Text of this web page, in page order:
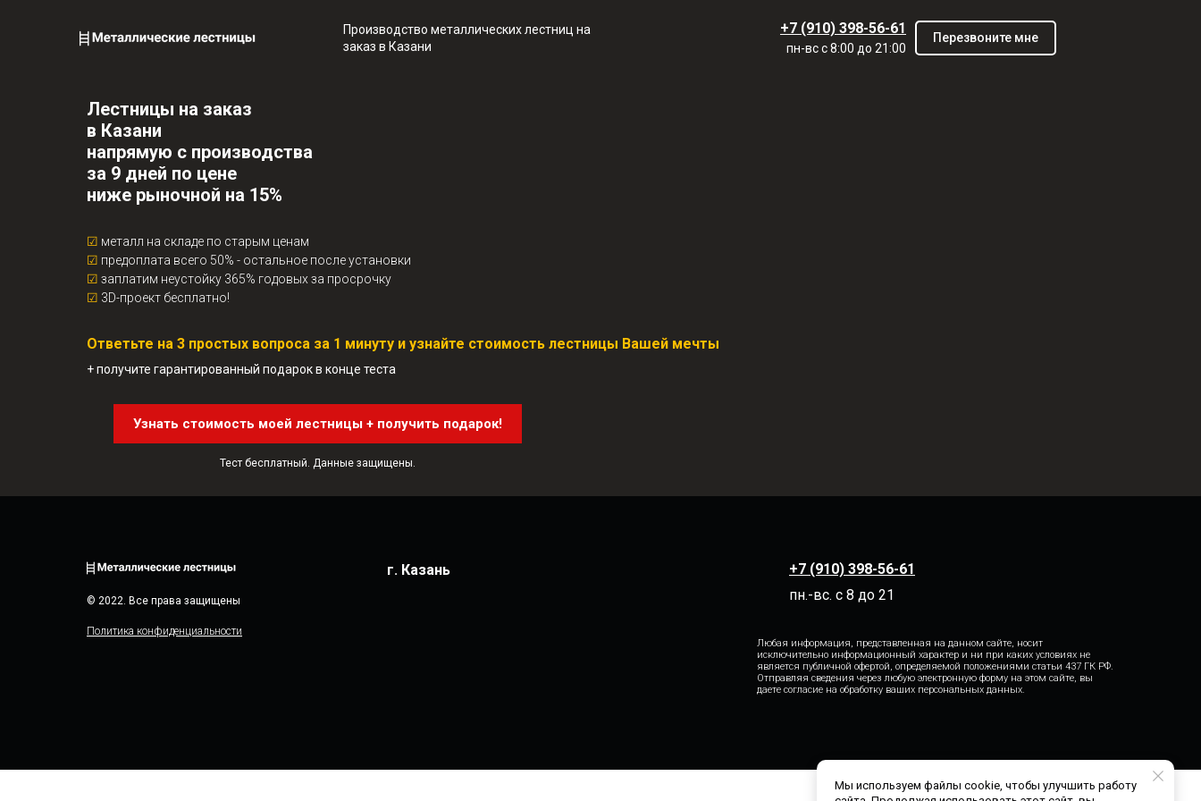
Производство металлических лестниц на
заказ в Казани
+7 (910) 398-56-61
пн-вс с 8:00 до 21:00
Перезвоните мне
Лестницы на заказ
в Казани
напрямую с производства
за 9 дней по цене
ниже рыночной на 15%
☑ металл на складе по старым ценам
☑ предоплата всего 50% - остальное после установки
☑ заплатим неустойку 365% годовых за просрочку
☑ 3D-проект бесплатно!
Ответьте на 3 простых вопроса за 1 минуту и узнайте стоимость лестницы Вашей мечты
+ получите гарантированный подарок в конце теста
Узнать стоимость моей лестницы + получить подарок!
Тест бесплатный. Данные защищены.
© 2022. Все права защищены
Политика конфиденциальности
г. Казань
+7 (910) 398-56-61
пн.-вс. с 8 до 21
Любая информация, представленная на данном сайте, носит
исключительно информационный характер и ни при каких условиях не
является публичной офертой, определяемой положениями статьи 437 ГК РФ.
Отправляя сведения через любую электронную форму на этом сайте, вы
даете согласие на обработку ваших персональных данных.
Мы используем файлы cookie, чтобы улучшить работу